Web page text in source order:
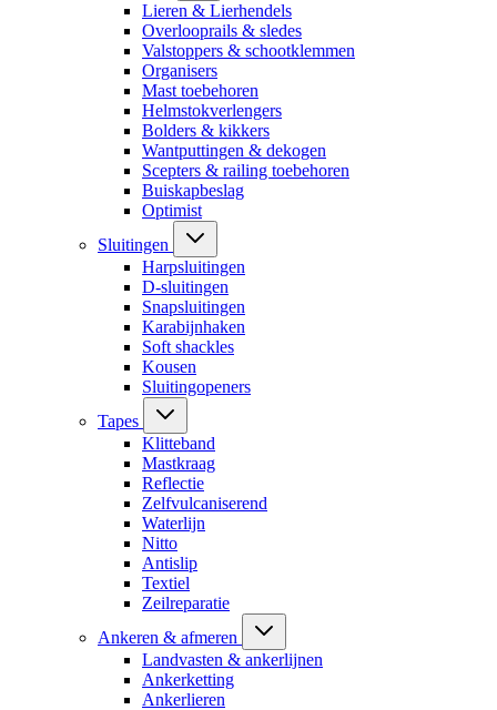
Lieren & Lierhendels
Overlooprails & sledes
Valstoppers & schootklemmen
Organisers
Mast toebehoren
Helmstokverlengers
Bolders & kikkers
Wantputtingen & dekogen
Scepters & railing toebehoren
Buiskapbeslag
Optimist
Sluitingen
Harpsluitingen
D-sluitingen
Snapsluitingen
Karabijnhaken
Soft shackles
Kousen
Sluitingopeners
Tapes
Klitteband
Mastkraag
Reflectie
Zelfvulcaniserend
Waterlijn
Nitto
Antislip
Textiel
Zeilreparatie
Ankeren & afmeren
Landvasten & ankerlijnen
Ankerketting
Ankerlieren